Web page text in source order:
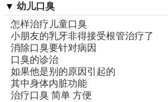
▼ 幼儿口臭
怎样治疗儿童口臭
小朋友的乳牙非得接受根管治疗了
消除口臭要针对病因
口臭的诊治
如果他是别的原因引起的
其中身体内脏功能
治疗口臭 简单 方便